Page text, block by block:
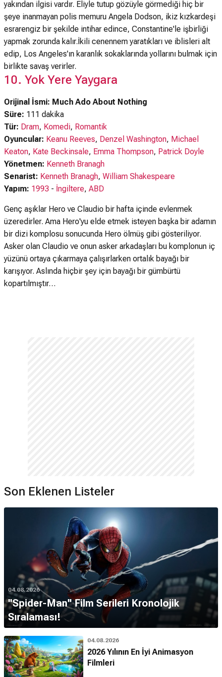
yakından ilgisi vardır. Eliyle tutup gözüyle görmediği hiç bir
şeye inanmayan polis memuru Angela Dodson, ikiz kızkardeşi
esrarengiz bir şekilde intihar edince, Constantine'le işbirliği
yapmak zorunda kalır.İkili cenennem yaratıkları ve iblisleri alt
edip, Los Angeles'ın karanlık sokaklarında yollarını bulmak için
birlikte savaş verirler.
10. Yok Yere Yaygara
Orijinal İsmi: Much Ado About Nothing
Süre: 111 dakika
Tür: Dram, Komedi, Romantik
Oyuncular: Keanu Reeves, Denzel Washington, Michael
Keaton, Kate Beckinsale, Emma Thompson, Patrick Doyle
Yönetmen: Kenneth Branagh
Senarist: Kenneth Branagh, William Shakespeare
Yapım: 1993 - İngiltere, ABD
Genç aşıklar Hero ve Claudio bir hafta içinde evlenmek
üzeredirler. Ama Hero'yu elde etmek isteyen başka bir adamın
bir dizi komplosu sonucunda Hero ölmüş gibi gösteriliyor.
Asker olan Claudio ve onun asker arkadaşları bu komplonun iç
yüzünü ortaya çıkarmaya çalışırlarken ortalık bayağı bir
karışıyor. Aslında hiçbir şey için bayağı bir gümbürtü
kopartılmıştır…
Son Eklenen Listeler
04.08.2026
''Spider-Man'' Film Serileri Kronolojik
Sıralaması!
04.08.2026
2026 Yılının En İyi Animasyon
Filmleri